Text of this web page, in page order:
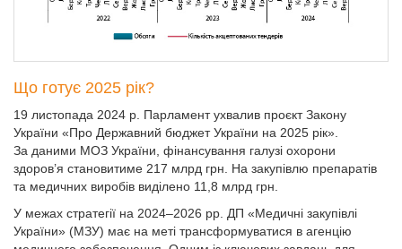
Що готує 2025 рік?
19 листопада 2024 р. Парламент ухвалив проєкт Закону
України «Про Державний бюджет України на 2025 рік».
За даними МОЗ України, фінансування галузі охорони
здоров’я становитиме 217 млрд грн. На закупівлю препаратів
та медичних виробів виділено 11,8 млрд грн.
У ме­жах стратегії на 2024–2026 рр. ДП «Медичні закупівлі
України» (МЗУ) має на меті трансформуватися в агенцію